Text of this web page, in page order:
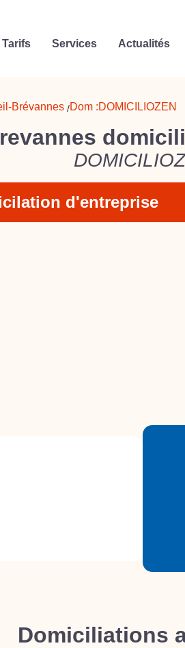
Tarifs Services Actualités
Brévannes /Dom :DOMICILIOZEN
d'entreprise
Domiciliations